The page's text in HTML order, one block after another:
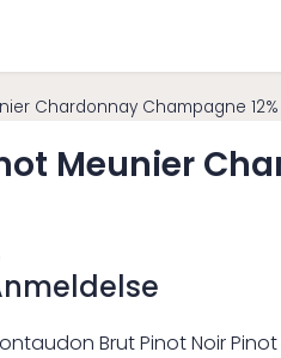
Chardonnay Champagne
Meunier
Brut Pinot Noir